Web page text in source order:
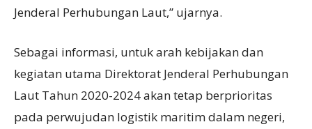
Jenderal Perhubungan Laut,” ujarnya.
Sebagai informasi, untuk arah kebijakan dan
kegiatan utama Direktorat Jenderal Perhubungan
Laut Tahun 2020-2024 akan tetap berprioritas
pada perwujudan logistik maritim dalam negeri,